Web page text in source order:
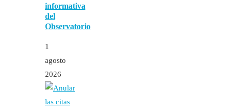
informativa
del
Observatorio
1
agosto
2026